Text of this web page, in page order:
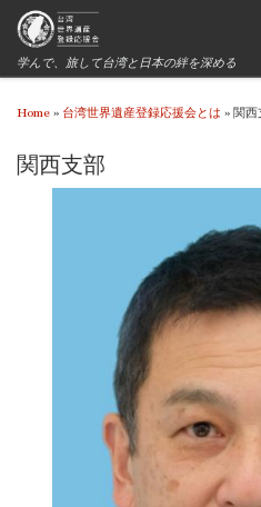
学んで、旅して台湾と日本の絆を深める
Home » 台湾世界遺産登録応援会とは » 関西
関西支部